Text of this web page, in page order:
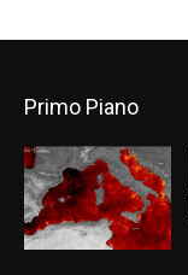
Primo Piano